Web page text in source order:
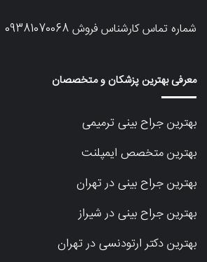
شماره تماس کارشناس فروش09381070068
معرفی بهترین پزشکان و متخصصان
بهترین جراح بینی ترمیمی
بهترین متخصص ایمپلنت
بهترین جراح بینی در تهران
بهترین جراح بینی در شیراز
بهترین دکتر ارتودنسی در تهران